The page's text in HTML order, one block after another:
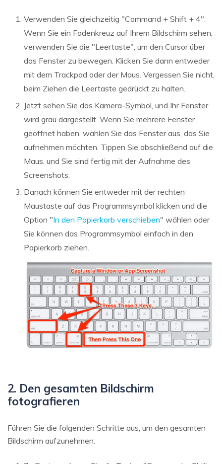
Verwenden Sie gleichzeitig "Command + Shift + 4".
Wenn Sie ein Fadenkreuz auf Ihrem Bildschirm sehen,
verwenden Sie die "Leertaste", um den Cursor über
das Fenster zu bewegen. Klicken Sie dann entweder
mit dem Trackpad oder der Maus. Vergessen Sie nicht,
beim Ziehen die Leertaste gedrückt zu halten.
Jetzt sehen Sie das Kamera-Symbol, und Ihr Fenster
wird grau dargestellt. Wenn Sie mehrere Fenster
geöffnet haben, wählen Sie das Fenster aus, das Sie
aufnehmen möchten. Tippen Sie abschließend auf die
Maus, und Sie sind fertig mit der Aufnahme des
Screenshots.
Danach können Sie entweder mit der rechten
Maustaste auf das Programmsymbol klicken und die
Option "In den Papierkorb verschieben" wählen oder
Sie können das Programmsymbol einfach in den
Papierkorb ziehen.
2. Den gesamten Bildschirm
fotografieren
Führen Sie die folgenden Schritte aus, um den gesamten
Bildschirm aufzunehmen: